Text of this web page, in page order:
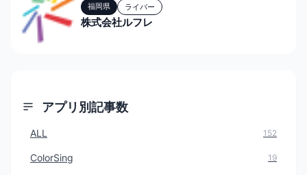
福岡県 ライバー
株式会社ルフレ
アプリ別記事数
ALL 152
ColorSing 19